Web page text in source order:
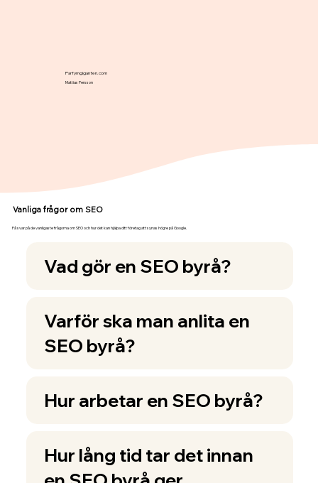
Vanliga frågor om SEO
Få svar på de vanligaste frågorna om SEO och hur det kan hjälpa ditt företag att synas högre på Google.
Vad gör en SEO byrå?
Varför ska man anlita en
SEO byrå?
Hur arbetar en SEO byrå?
Hur lång tid tar det innan
Parfymgiganten.com
Mattias Persson